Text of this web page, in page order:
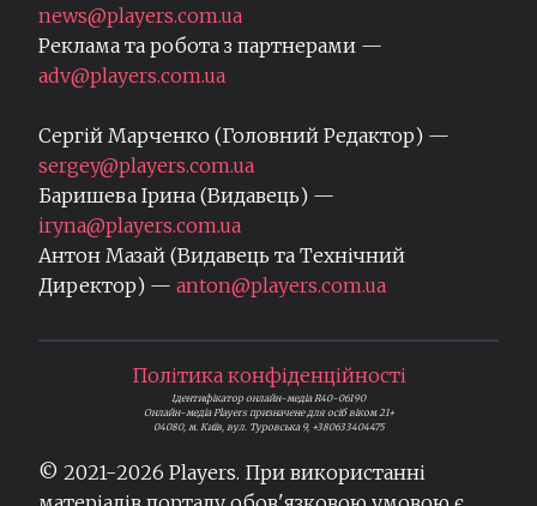
news@players.com.ua
Реклама та робота з партнерами —
adv@players.com.ua
Сергій Марченко (Головний Редактор) —
sergey@players.com.ua
Баришева Ірина (Видавець) —
iryna@players.com.ua
Антон Мазай (Видавець та Технічний
Директор) — anton@players.com.ua
Політика конфіденційності
Ідентифікатор онлайн-медіа R40-06190
Онлайн-медіа Players призначене для осіб віком 21+
04080, м. Київ, вул. Туровська 9, +380633404475
© 2021-2026 Players. При використанні